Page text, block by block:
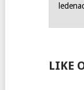
LIKE